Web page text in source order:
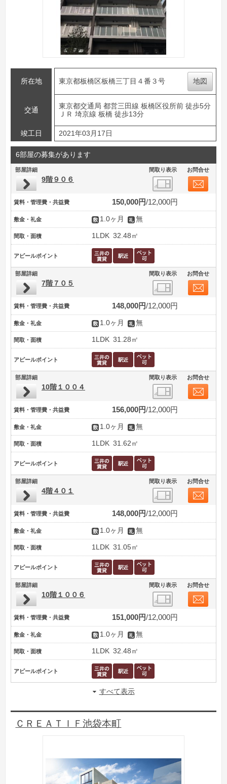
所在地 東京都板橋区板橋三丁目４番３号 地図
交通
東京都交通局 都営三田線 板橋区役所前 徒歩5分
ＪＲ 埼京線 板橋 徒歩13分
竣工日 2021年03月17日
6部屋の募集があります
部屋詳細 間取り表示 お問合せ
9階９０６
賃料・管理費・共益費 150,000円 12,000円
敷金・礼金 1.0ヶ月 無
間取・面積 1LDK 32.48㎡
アピールポイント
部屋詳細 間取り表示 お問合せ
7階７０５
賃料・管理費・共益費 148,000円 12,000円
敷金・礼金 1.0ヶ月 無
間取・面積 1LDK 31.28㎡
アピールポイント
部屋詳細 間取り表示 お問合せ
10階１００４
賃料・管理費・共益費 156,000円 12,000円
敷金・礼金 1.0ヶ月 無
間取・面積 1LDK 31.62㎡
アピールポイント
部屋詳細 間取り表示 お問合せ
4階４０１
賃料・管理費・共益費 148,000円 12,000円
敷金・礼金 1.0ヶ月 無
間取・面積 1LDK 31.05㎡
アピールポイント
部屋詳細 間取り表示 お問合せ
10階１００６
賃料・管理費・共益費 151,000円 12,000円
敷金・礼金 1.0ヶ月 無
間取・面積 1LDK 32.48㎡
アピールポイント
すべて表示
ＣＲＥＡＴＩＦ池袋本町